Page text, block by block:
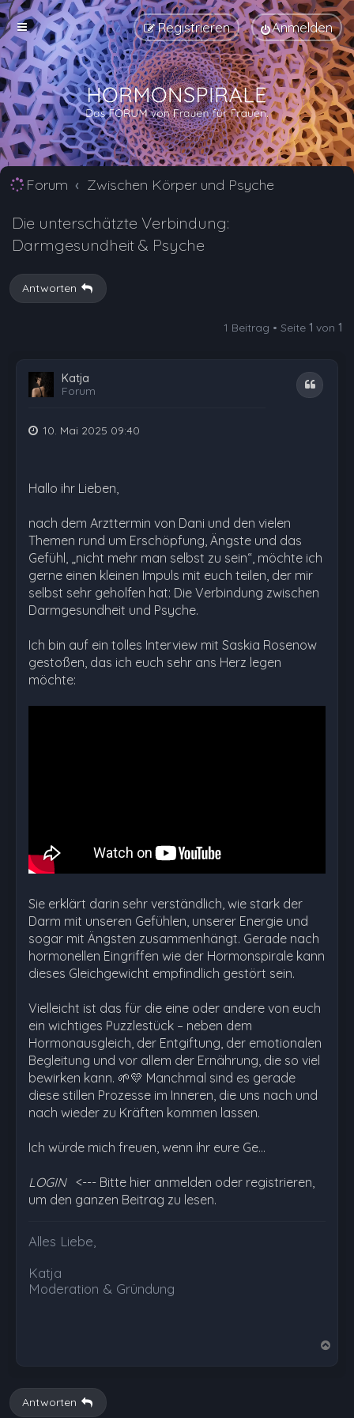
Anmelden
Registrieren
Forum Zwischen Körper und Psyche
Die unterschätzte Verbindung:
Darmgesundheit & Psyche
Antworten
1 Beitrag • Seite 1 von 1
Katja
Forum
Zitat
10. Mai 2025 09:40
Hallo ihr Lieben,
nach dem Arzttermin von Dani und den vielen
Themen rund um Erschöpfung, Ängste und das
Gefühl, „nicht mehr man selbst zu sein“, möchte ich
gerne einen kleinen Impuls mit euch teilen, der mir
selbst sehr geholfen hat: Die Verbindung zwischen
Darmgesundheit und Psyche.
Ich bin auf ein tolles Interview mit Saskia Rosenow
gestoßen, das ich euch sehr ans Herz legen
möchte:
Sie erklärt darin sehr verständlich, wie stark der
Darm mit unseren Gefühlen, unserer Energie und
sogar mit Ängsten zusammenhängt. Gerade nach
hormonellen Eingriffen wie der Hormonspirale kann
dieses Gleichgewicht empfindlich gestört sein.
Vielleicht ist das für die eine oder andere von euch
ein wichtiges Puzzlestück – neben dem
Hormonausgleich, der Entgiftung, der emotionalen
Begleitung und vor allem der Ernährung, die so viel
bewirken kann. 🌱💛 Manchmal sind es gerade
diese stillen Prozesse im Inneren, die uns nach und
nach wieder zu Kräften kommen lassen.
Ich würde mich freuen, wenn ihr eure Ge…
LOGIN <--- Bitte hier anmelden oder registrieren,
um den ganzen Beitrag zu lesen.
Alles Liebe,
Katja
Moderation & Gründung
Antworten